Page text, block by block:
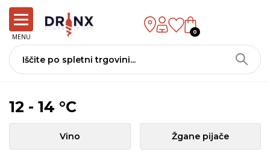
MENU
0
12 - 14 °C
Vino Žgane pijače